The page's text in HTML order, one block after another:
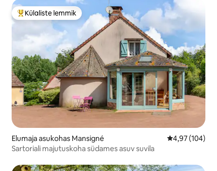
Külaliste suur lemmik
Külaliste lemmik
Elumaja asukohas Mansigné Keskmine
4,97 (104)
Sartoriali majutuskoha südames asuv suvila